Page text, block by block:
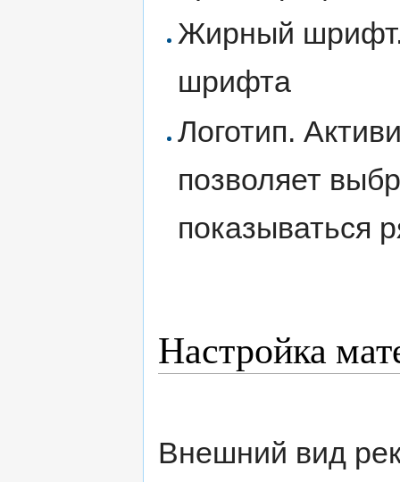
Жирный
шрифта
Логотип.
позволяет
показываться
Настройка
Внешний вид